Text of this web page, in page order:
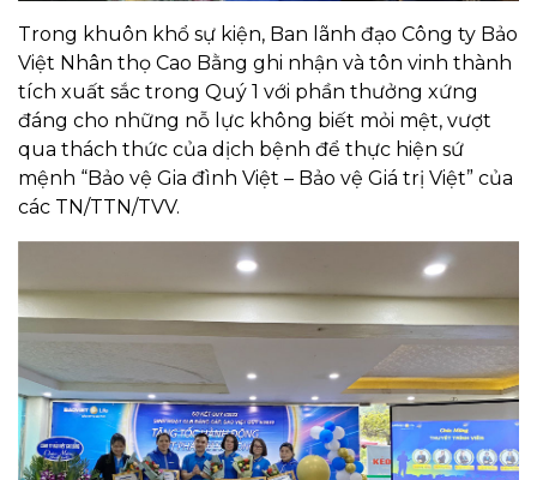
Trong khuôn khổ sự kiện, Ban lãnh đạo Công ty Bảo
Việt Nhân thọ Cao Bằng ghi nhận và tôn vinh thành
tích xuất sắc trong Quý 1 với phần thưởng xứng
đáng cho những nỗ lực không biết mỏi mệt, vượt
qua thách thức của dịch bệnh để thực hiện sứ
mệnh “Bảo vệ Gia đình Việt – Bảo vệ Giá trị Việt” của
các TN/TTN/TVV.